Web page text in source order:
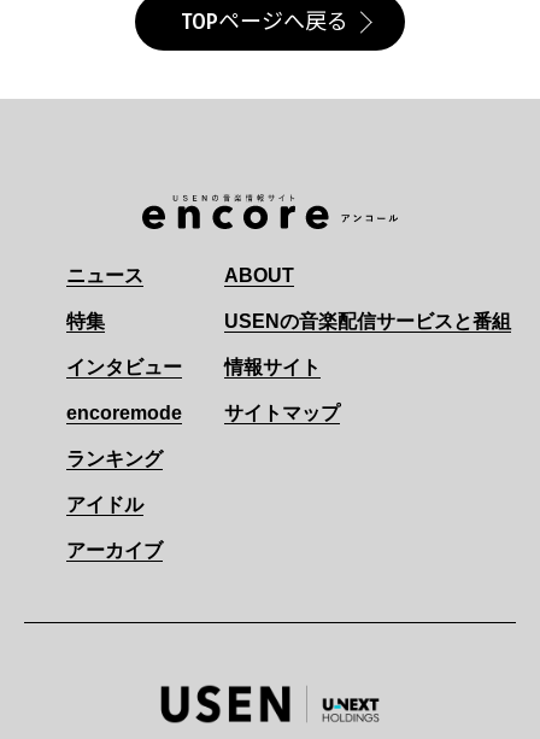
TOPページへ戻る
ニュース
特集
インタビュー
encoremode
ランキング
アイドル
アーカイブ
ABOUT
USENの音楽配信サービスと番組
情報サイト
サイトマップ